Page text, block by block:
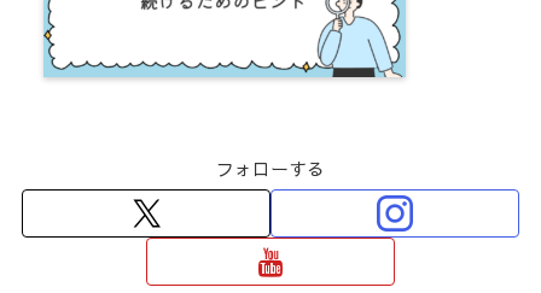
フォローする